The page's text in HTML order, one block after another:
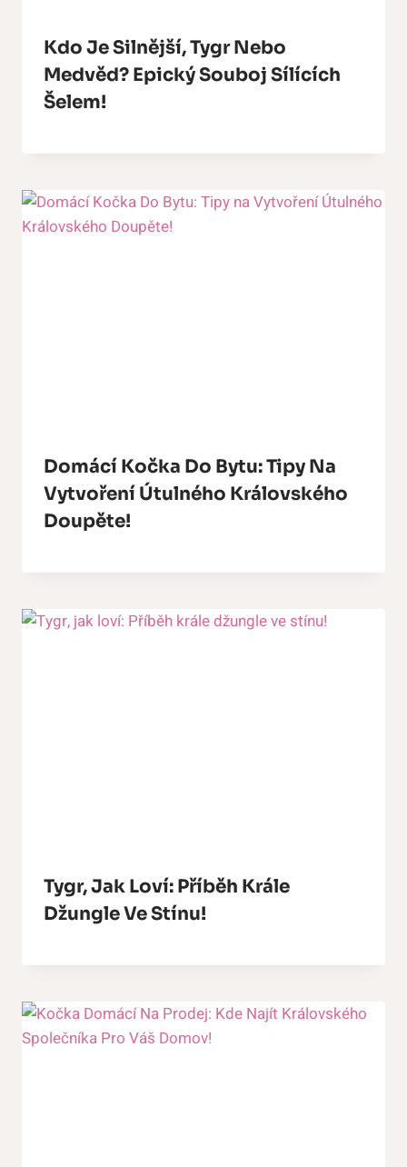
Kdo Je Silnější, Tygr Nebo
Medvěd? Epický Souboj Sílících
Šelem!
Domácí Kočka Do Bytu: Tipy Na
Vytvoření Útulného Královského
Doupěte!
Tygr, Jak Loví: Příběh Krále
Džungle Ve Stínu!